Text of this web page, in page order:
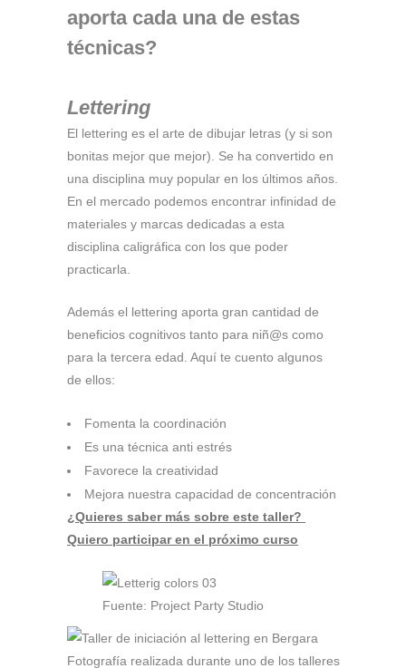
aporta cada una de estas
técnicas?
Lettering
El lettering es el arte de dibujar letras (y si son
bonitas mejor que mejor). Se ha convertido en
una disciplina muy popular en los últimos años.
En el mercado podemos encontrar infinidad de
materiales y marcas dedicadas a esta
disciplina caligráfica con los que poder
practicarla.
Además el lettering aporta gran cantidad de
beneficios cognitivos tanto para niñ@s como
para la tercera edad. Aquí te cuento algunos
de ellos:
Fomenta la coordinación
Es una técnica anti estrés
Favorece la creatividad
Mejora nuestra capacidad de concentración
¿Quieres saber más sobre este taller?
Quiero participar en el próximo curso
Fuente: Project Party Studio
Fotografía realizada durante uno de los talleres